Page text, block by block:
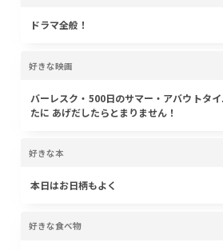
ドラマ全般！
好きな映画
バーレスク・500日のサマー・アバウトタ
たに あげだしたらとまりません！
好きな本
本日はお日柄もよく
好きな食べ物